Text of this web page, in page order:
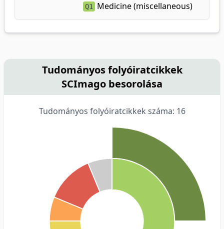
Q1 Medicine (miscellaneous)
Tudományos folyóiratcikkek
SCImago besorolása
Tudományos folyóiratcikkek száma: 16